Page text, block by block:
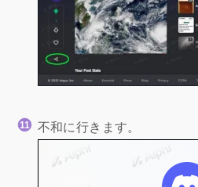
不和に行きます。